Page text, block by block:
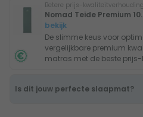
Betere prijs-kwaliteitverhouding
Nomad Teide Premium
bekijk
De slimme keus voor
vergelijkbare premium
matras met de beste
Is dit jouw perfecte slaapmat?